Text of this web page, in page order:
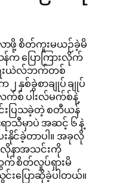
ာဖို့ စိတ်ကူးမယဉ်ခဲ့မိ
ပြောကြားလိုက်
းယဲလ်ဘက်တစ်
နှစ်ခွဲစာချုပ် ချုပ်
စ် ပါးလ်မက်စ်နဲ့
းပြသခဲ့တဲ့ စတီယန်
သီမှာပဲ ‌အဆင့် ၆ နဲ့
နိုင်ခဲ့တာပါ။ အခုလို
နာအသင်းကို
က် ‌စိတ်လှုပ်ရှားမိ
ြောဆိုခဲ့ပါတယ်။